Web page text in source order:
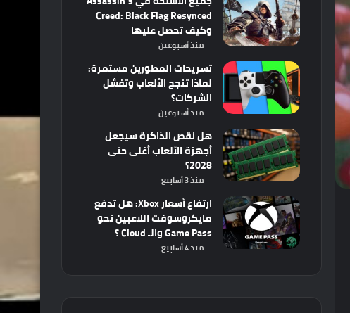
Creed: Black Flag Resynced
وكيف تحصل عليها
منذ أسبوعين
تسريحات المطورين مستمرة:
لماذا تنجح الألعاب وتفشل
الشركات؟
منذ أسبوعين
هل نقص الذاكرة سيجعل
أجهزة الألعاب أغلى حتى
2028؟
منذ 3 أسابيع
ارتفاع أسعار Xbox: هل تدفع
مايكروسوفت اللاعبين نحو
Game Pass والـ Cloud ؟
منذ 4 أسابيع